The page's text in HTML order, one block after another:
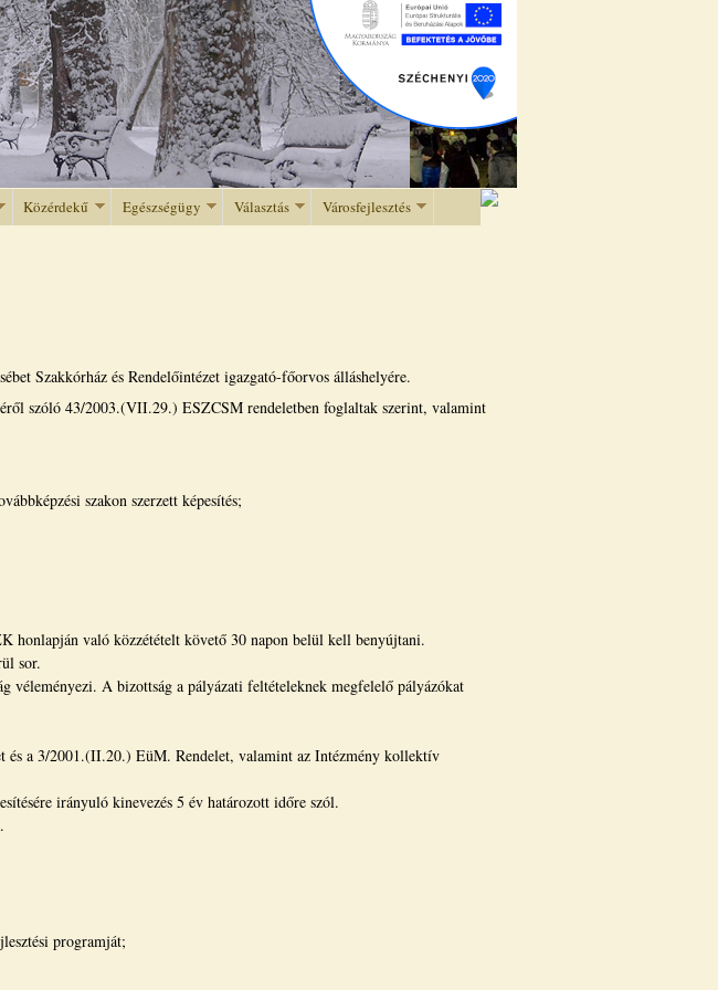
Közérdekű Egészségügy Választás Városfejlesztés
Szakkórház és Rendelőintézet igazgató-főorvos álláshelyére.
szóló 43/2003.(VII.29.) ESZCSM rendeletben foglaltak szerint, valamint
szakon szerzett képesítés;
honlapján való közzétételt követő 30 napon belül kell benyújtani.
sor.
véleményezi. A bizottság a pályázati feltételeknek megfelelő pályázókat
a 3/2001.(II.20.) EüM. Rendelet, valamint az Intézmény kollektív
irányuló kinevezés 5 év határozott időre szól.
programját;